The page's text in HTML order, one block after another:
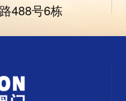
488号6栋